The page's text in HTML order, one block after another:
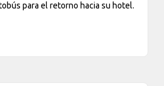
para el retorno hacia su hotel.